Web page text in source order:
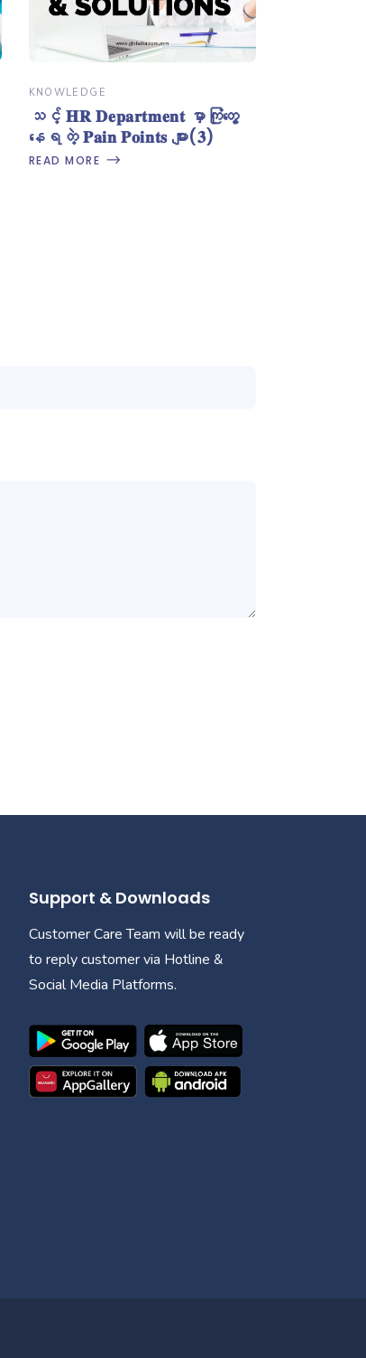
KNOWLEDGE
သင့် 𝐇𝐑 𝐃𝐞𝐩𝐚𝐫𝐭𝐦𝐞𝐧𝐭 မှာကြုံတွေ့
နေရတဲ့ 𝐏𝐚𝐢𝐧 𝐏𝐨𝐢𝐧𝐭𝐬 များ(𝟑)
READ MORE
Support & Downloads
Customer Care Team will be ready
to reply customer via Hotline &
Social Media Platforms.